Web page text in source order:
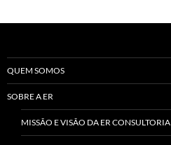
QUEM SOMOS
SOBRE A ER
MISSÃO E VISÃO DA ER CONSULTORIA